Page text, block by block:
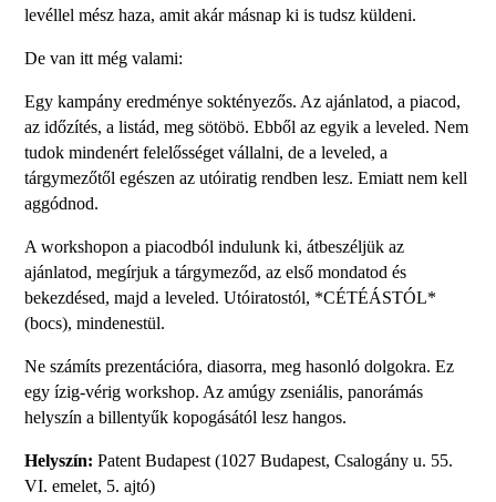
levéllel mész haza, amit akár másnap ki is tudsz küldeni.
De van itt még valami:
Egy kampány eredménye soktényezős. Az ajánlatod, a piacod,
az időzítés, a listád, meg sötöbö. Ebből az egyik a leveled. Nem
tudok mindenért felelősséget vállalni, de a leveled, a
tárgymezőtől egészen az utóiratig rendben lesz. Emiatt nem kell
aggódnod.
A workshopon a piacodból indulunk ki, átbeszéljük az
ajánlatod, megírjuk a tárgymeződ, az első mondatod és
bekezdésed, majd a leveled. Utóiratostól, *CÉTÉÁSTÓL*
(bocs), mindenestül.
Ne számíts prezentációra, diasorra, meg hasonló dolgokra. Ez
egy ízig-vérig workshop. Az amúgy zseniális, panorámás
helyszín a billentyűk kopogásától lesz hangos.
Helyszín: Patent Budapest (1027 Budapest, Csalogány u. 55.
VI. emelet, 5. ajtó)